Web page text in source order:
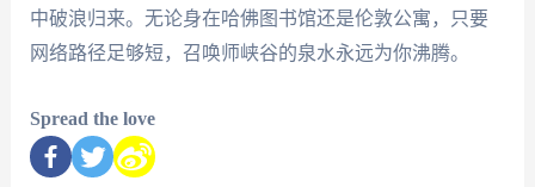
中破浪归来。无论身在哈佛图书馆还是伦敦公寓，只要
网络路径足够短，召唤师峡谷的泉水永远为你沸腾。
Spread the love